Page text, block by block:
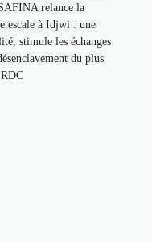
relance la
escale à Idjwi : une
stimule les échanges
du plus